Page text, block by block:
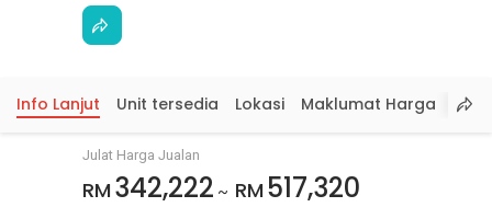
Info Lanjut Unit tersedia Lokasi Maklumat Harga
Julat Harga Jualan
RM 342,222 ~ RM 517,320